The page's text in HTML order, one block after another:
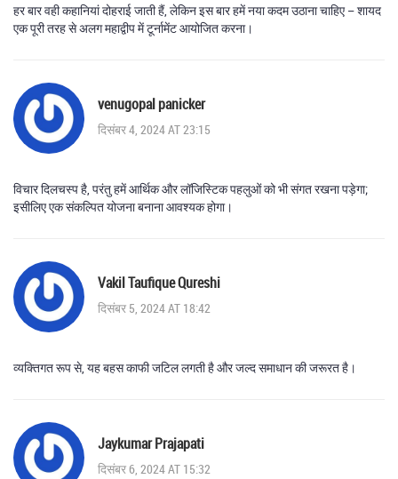
हर बार वही कहानियां दोहराई जाती हैं, लेकिन इस बार हमें नया कदम उठाना चाहिए – शायद
एक पूरी तरह से अलग महाद्वीप में टूर्नामेंट आयोजित करना।
venugopal panicker
दिसंबर 4, 2024 AT 23:15
विचार दिलचस्प है, परंतु हमें आर्थिक और लॉजिस्टिक पहलुओं को भी संगत रखना पड़ेगा;
इसीलिए एक संकल्पित योजना बनाना आवश्यक होगा।
Vakil Taufique Qureshi
दिसंबर 5, 2024 AT 18:42
व्यक्तिगत रूप से, यह बहस काफी जटिल लगती है और जल्द समाधान की जरूरत है।
Jaykumar Prajapati
दिसंबर 6, 2024 AT 15:32